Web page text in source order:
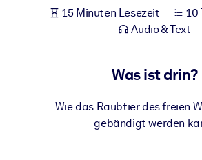
Bereichern Sie Ihre
vertrauenswürdigem, praxisnahem
Nutzen Sie verlässliches, strukturiertes
15 Minuten Lesezeit
10
Audio & Text
Was ist drin?
Wie das Raubtier des freien
gebändigt werden